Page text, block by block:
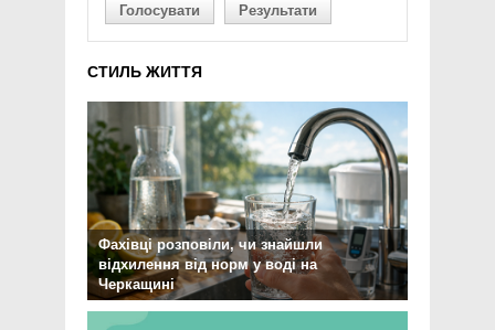
Голосувати Результати
СТИЛЬ ЖИТТЯ
Фахівці розповіли, чи знайшли
відхилення від норм у воді на
Черкащині